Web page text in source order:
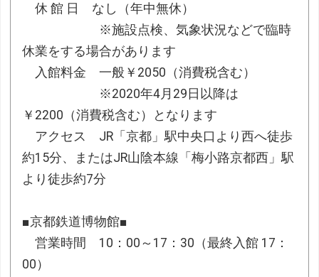
休 館 日 なし（年中無休）
※施設点検、気象状況などで臨時
休業をする場合があります
入館料金 一般￥2050（消費税含む）
※2020年4月29日以降は
￥2200（消費税含む）となります
アクセス JR「京都」駅中央口より西へ徒歩
約15分、またはJR山陰本線「梅小路京都西」駅
より徒歩約7分
■京都鉄道博物館■
営業時間 10：00～17：30（最終入館 17：
00）